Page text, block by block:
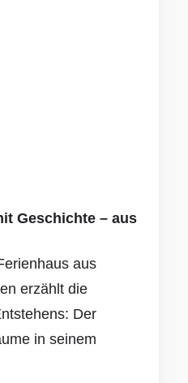
Geschichte – aus
aus
erzählt die
Der
in seinem